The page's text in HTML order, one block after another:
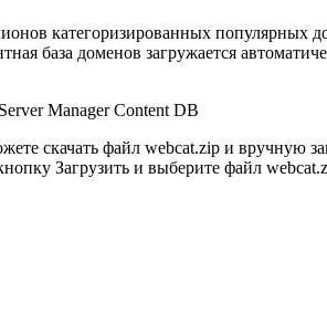
категоризированных популярных
база доменов загружается
скачать файл webcat.zip и вручную
Загрузить и выберите файл